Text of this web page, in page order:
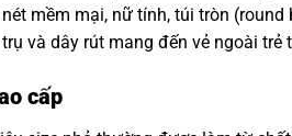
mềm mại, nữ tính, túi tròn
và dây rút mang đến vẻ ngoài trẻ
cấp